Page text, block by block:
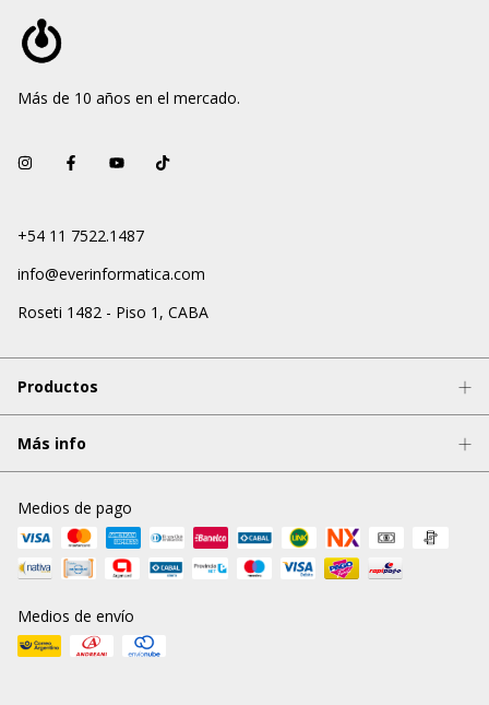
Más de 10 años en el mercado.
+54 11 7522.1487
info@everinformatica.com
Roseti 1482 - Piso 1, CABA
Productos
Más info
Medios de pago
Medios de envío